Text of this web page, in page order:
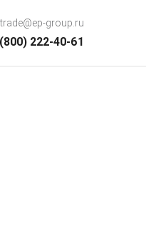
trade@ep-group.ru
222-40-61